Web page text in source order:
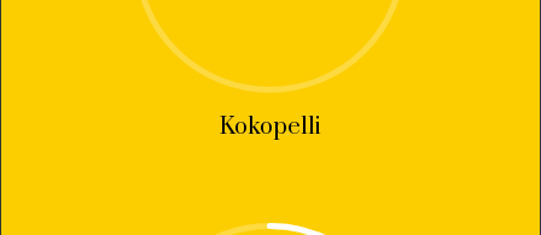
Kokopelli